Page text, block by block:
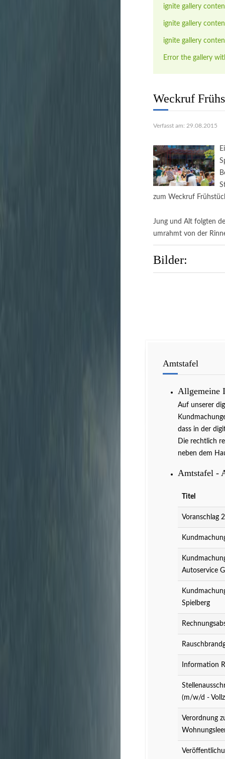
ignite gallery
ignite gallery
ignite gallery
Error the gallery
Weckruf
Verfasst am: 29.08.2015
zum Weckruf
Jung und Alt folgten
umrahmt von der
Bilder:
Amtstafel
Allgemeine
Auf unserer
dass in der
Die rechtlich
neben dem
Amtstafel -
Titel
Voranschlag
Autoservice
Spielberg
Information
(m/w/d -
Verordnung